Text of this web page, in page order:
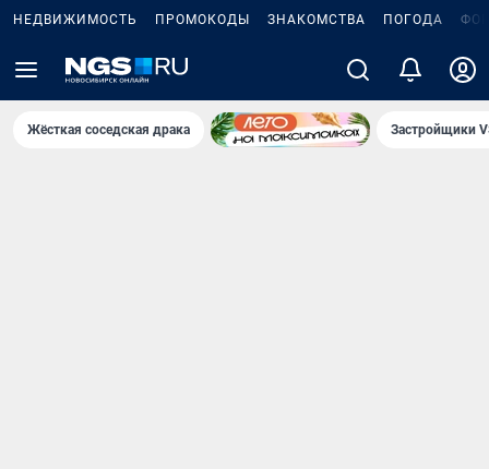
НЕДВИЖИМОСТЬ ПРОМОКОДЫ ЗНАКОМСТВА ПОГОДА
Жёсткая соседская драка Застройщики